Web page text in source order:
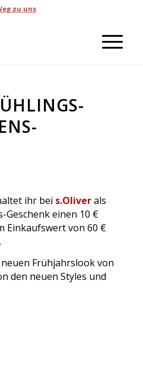
zu uns
ihr bei s.Oliverals
Geschenk einen 10 €
Einkaufswert von 60 €
Frühjahrslook von
den neuen Styles und